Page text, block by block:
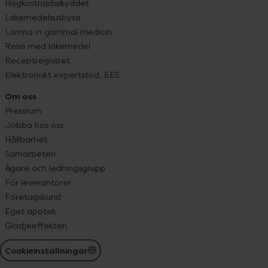
Högkostnadsskyddet
Läkemedelsutbyte
Lämna in gammal medicin
Resa med läkemedel
Receptregistret
Elektroniskt expertstöd, EES
Om oss
Pressrum
Jobba hos oss
Hållbarhet
Samarbeten
Ägare och ledningsgrupp
För leverantörer
Företagskund
Eget apotek
Glädjeeffekten
Cookieinställningar